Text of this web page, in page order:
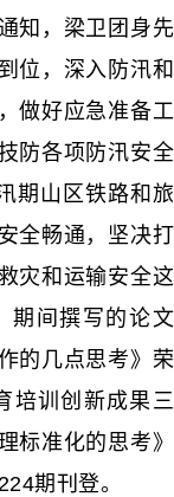
知，梁卫团身先
位，深入防汛和
做好应急准备工
防各项防汛安全
期山区铁路和旅
全畅通，坚决打
灾和运输安全这
期间撰写的论文
的几点思考》荣
培训创新成果三
标准化的思考》
期刊登。